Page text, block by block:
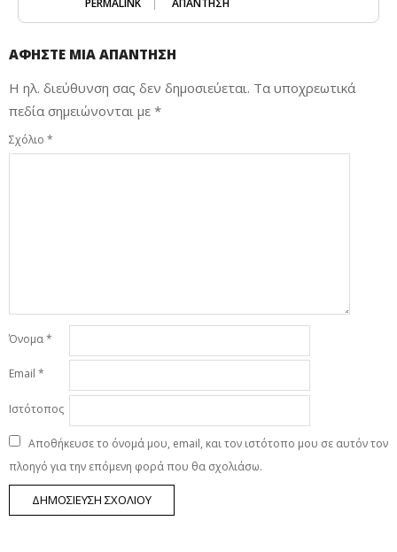
ΑΦΉΣΤΕ ΜΙΑ ΑΠΆΝΤΗΣΗ
Η ηλ. διεύθυνση σας δεν δημοσιεύεται. Τα υποχρεωτικά
πεδία σημειώνονται με *
Σχόλιο *
Όνομα*
Email *
Ιστότοπος
Αποθήκευσε το όνομά μου, email, και τον ιστότοπο μου σε αυτόν τον
πλοηγό για την επόμενη φορά που θα σχολιάσω.